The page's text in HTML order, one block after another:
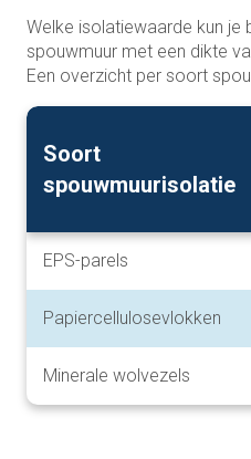
Welke isolatiewaarde kun je
spouwmuur met een dikte
Een overzicht per soort
Soort
spouwmuurisolatie
EPS-parels
Papiercellulosevlokken
Minerale wolvezels